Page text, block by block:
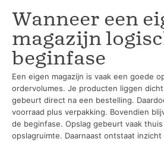
Wanneer een
magazijn
beginfase
Een eigen magazijn is vaak een goede
ordervolumes. Je producten liggen
gebeurt direct na een bestelling.
voorraad plus verpakking. Bovendien
de beginfase. Opslag gebeurt vaak
opslagruimte. Daarnaast ontstaat